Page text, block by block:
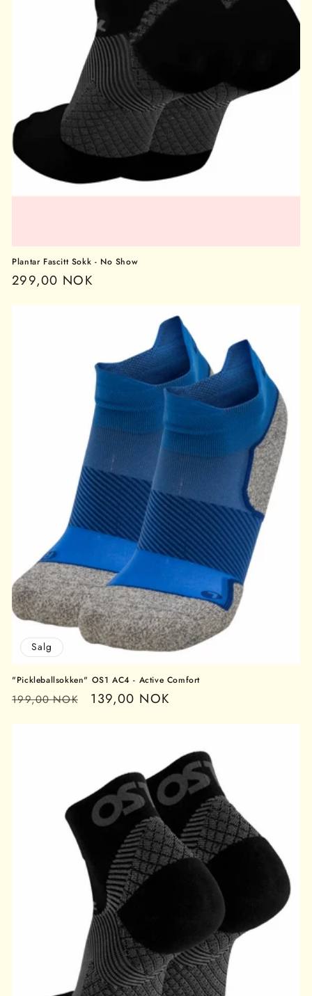
Plantar Fascitt Sokk - No Show
Vanlig
299,00 NOK
Salg
"Pickleballsokken" OS1 AC4 - Active Comfort
Vanlig
199,00 NOK Salgspris
139,00 NOK